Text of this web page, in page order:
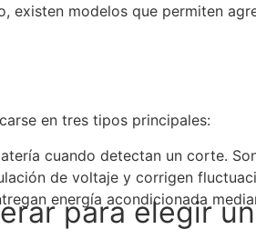
existen modelos que permiten
en tres tipos principales:
cuando detectan un corte.
de voltaje y corrigen
energía acondicionada
para elegir